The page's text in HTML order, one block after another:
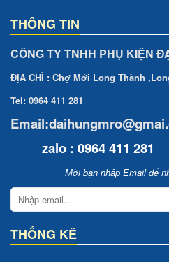
THÔNG TIN
CÔNG TY TNHH PHỤ KIỆN
ĐỊA CHỈ : Chợ Mới Long Thành
Tel: 0964 411 281
zalo : 0964 411 281
Mời bạn nhập Email để
THỐNG KÊ